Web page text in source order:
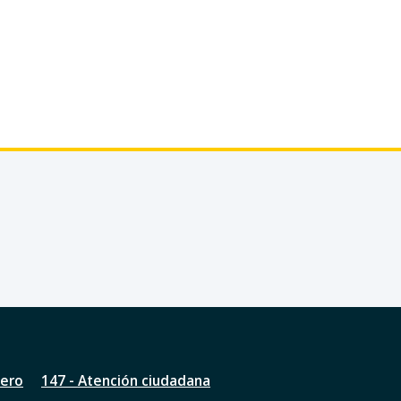
147 - Atención ciudadana